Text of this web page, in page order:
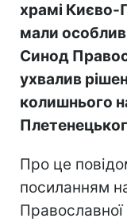
храмі Києво-
мали
Синод
ухвалив
колишнього
Про це
посиланням